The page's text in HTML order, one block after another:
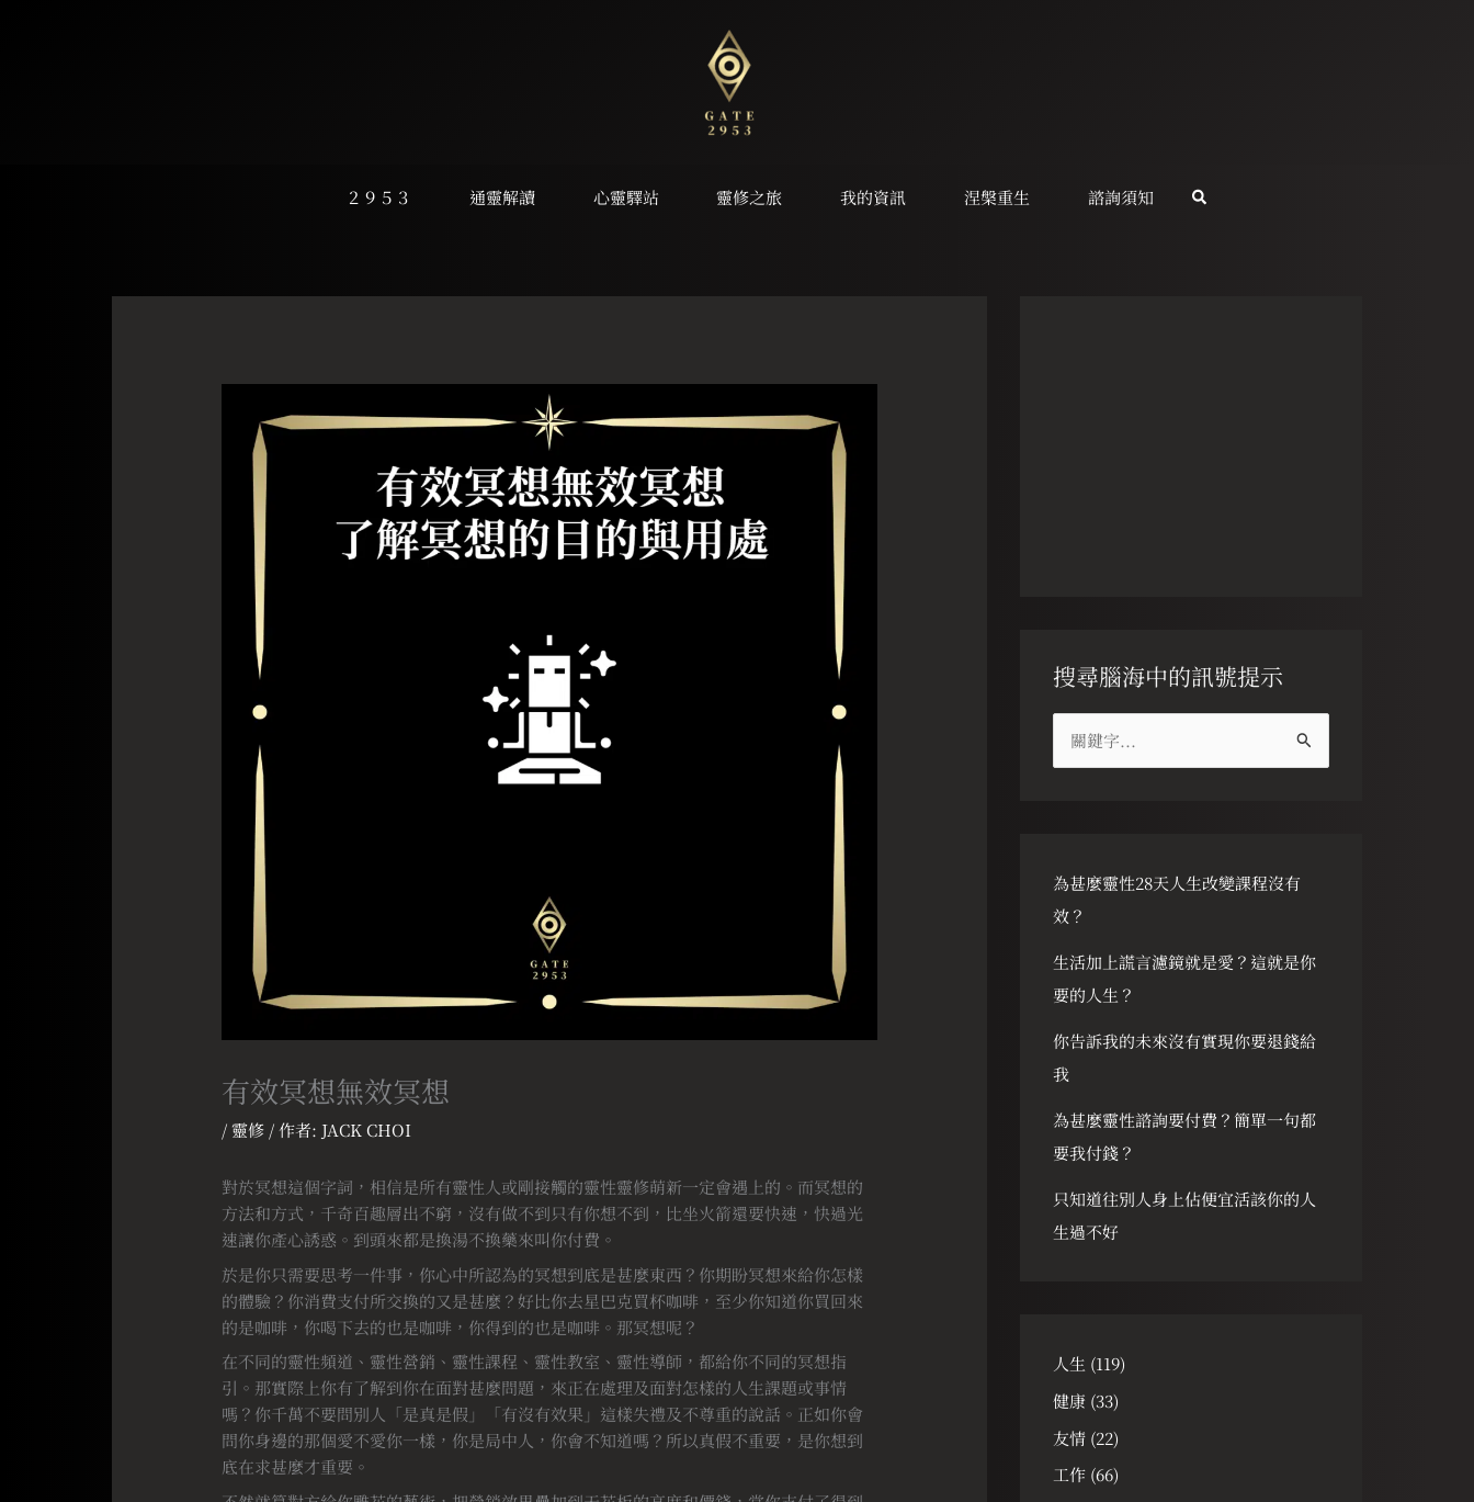
２９５３ 通靈解讀 心靈驛站 靈修之旅 我的資訊 涅槃重生 諮詢須知
有效冥想無效冥想
/靈修 / 作者: JACK CHOI
對於冥想這個字詞，相信是所有靈性人或剛接觸的靈性靈修萌新一定會遇上的。而冥想的
方法和方式，千奇百趣層出不窮，沒有做不到只有你想不到，比坐火箭還要快速，快過光
速讓你產心誘惑。到頭來都是換湯不換藥來叫你付費。
於是你只需要思考一件事，你心中所認為的冥想到底是甚麼東西？你期盼冥想來給你怎樣
的體驗？你消費支付所交換的又是甚麼？好比你去星巴克買杯咖啡，至少你知道你買回來
的是咖啡，你喝下去的也是咖啡，你得到的也是咖啡。那冥想呢？
在不同的靈性頻道、靈性營銷、靈性課程、靈性教室、靈性導師，都給你不同的冥想指
引。那實際上你有了解到你在面對甚麼問題，來正在處理及面對怎樣的人生課題或事情
嗎？你千萬不要問別人「是真是假」「有沒有效果」這樣失禮及不尊重的說話。正如你會
問你身邊的那個愛不愛你一樣，你是局中人，你會不知道嗎？所以真假不重要，是你想到
底在求甚麼才重要。
搜尋腦海中的訊號提示
字
:
為甚麼靈性28天人生改變課程沒有
效？
生活加上謊言濾鏡就是愛？這就是你
要的人生？
你告訴我的未來沒有實現你要退錢給
我
為甚麼靈性諮詢要付費？簡單一句都
要我付錢？
只知道往別人身上佔便宜活該你的人
生過不好
人生 (119)
健康 (33)
友情 (22)
工作 (66)